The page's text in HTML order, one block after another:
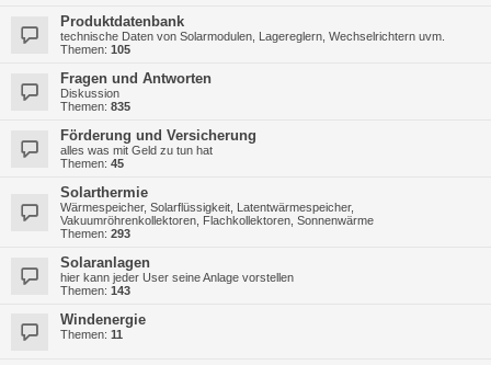
Produktdatenbank
technische Daten von Solarmodulen, Lagereglern, Wechselrichtern uvm.
Themen: 105
Fragen und Antworten
Diskussion
Themen: 835
Förderung und Versicherung
alles was mit Geld zu tun hat
Themen: 45
Solarthermie
Wärmespeicher, Solarflüssigkeit, Latentwärmespeicher,
Vakuumröhrenkollektoren, Flachkollektoren, Sonnenwärme
Themen: 293
Solaranlagen
hier kann jeder User seine Anlage vorstellen
Themen: 143
Windenergie
Themen: 11